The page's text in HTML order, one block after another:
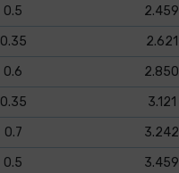
0.5 2.459
0.35
2.621
0.6 2.850
0.35
3.121
0.7 3.242
0.5
3.459